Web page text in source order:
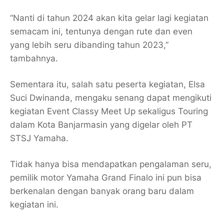
“Nanti di tahun 2024 akan kita gelar lagi kegiatan
semacam ini, tentunya dengan rute dan even
yang lebih seru dibanding tahun 2023,”
tambahnya.
Sementara itu, salah satu peserta kegiatan, Elsa
Suci Dwinanda, mengaku senang dapat mengikuti
kegiatan Event Classy Meet Up sekaligus Touring
dalam Kota Banjarmasin yang digelar oleh PT
STSJ Yamaha.
Tidak hanya bisa mendapatkan pengalaman seru,
pemilik motor Yamaha Grand Finalo ini pun bisa
berkenalan dengan banyak orang baru dalam
kegiatan ini.